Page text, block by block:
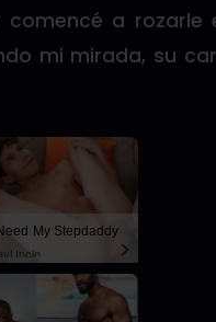
a rozarle
mi mirada, su
My Stepdaddy